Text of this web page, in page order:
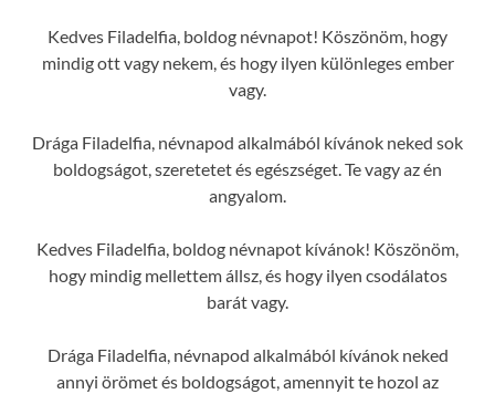
Kedves Filadelfia, boldog névnapot! Köszönöm, hogy
mindig ott vagy nekem, és hogy ilyen különleges ember
vagy.
Drága Filadelfia, névnapod alkalmából kívánok neked sok
boldogságot, szeretetet és egészséget. Te vagy az én
angyalom.
Kedves Filadelfia, boldog névnapot kívánok! Köszönöm,
hogy mindig mellettem állsz, és hogy ilyen csodálatos
barát vagy.
Drága Filadelfia, névnapod alkalmából kívánok neked
annyi örömet és boldogságot, amennyit te hozol az